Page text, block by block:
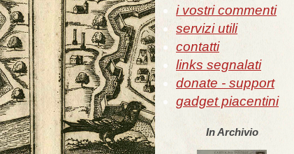
i vostri commenti
servizi utili
contatti
links segnalati
donate - support
gadget piacentini
In Archivio